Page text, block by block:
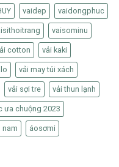
vaidep vaidongphuc
vaisominu
cotton vải kaki
vải may túi xách
vải sợi tre vải thun lạnh
ưa chuộng 2023
nam áosơmi